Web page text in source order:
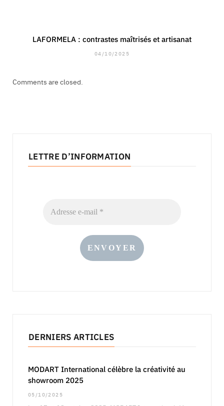
LAFORMELA : contrastes maîtrisés et artisanat
04/10/2025
Comments are closed.
LETTRE D’INFORMATION
DERNIERS ARTICLES
MODART International célèbre la créativité au
showroom 2025
05/10/2025